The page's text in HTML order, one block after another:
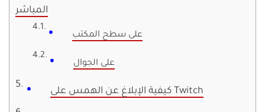
المباشر
على سطح المكتب
على الجوال
كيفية الإبلاغ عن الهمس على Twitch